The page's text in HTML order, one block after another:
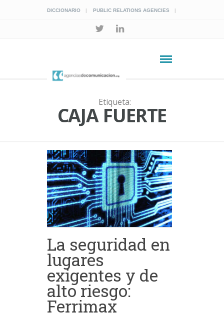
DICCIONARIO PUBLIC RELATIONS AGENCIES
Etiqueta:
CAJA FUERTE
La seguridad en
lugares
exigentes y de
alto riesgo:
Ferrimax